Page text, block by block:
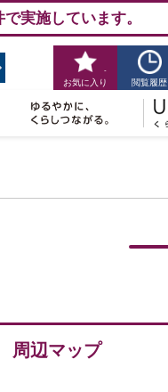
実施しています。
お気に入り
-
閲覧履歴
周辺マップ